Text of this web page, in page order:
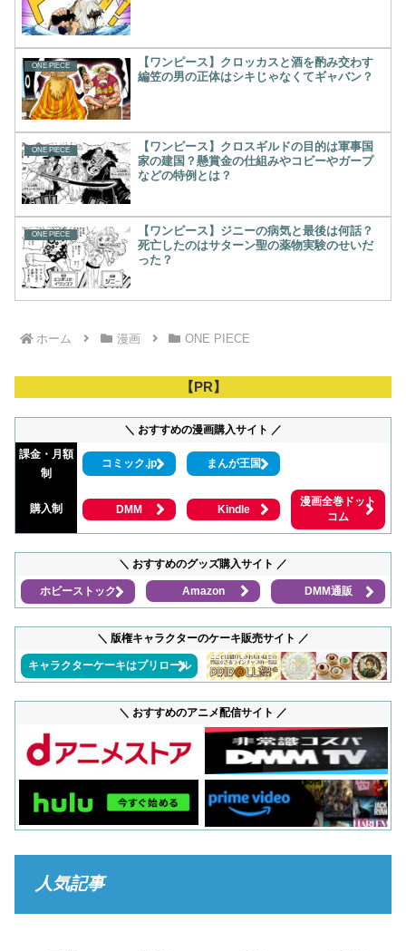
ONE PIECE
【ワンピース】クロッカスと酒を酌み交わす
編笠の男の正体はシキじゃなくてギャバン？
ONE PIECE
【ワンピース】クロスギルドの目的は軍事国
家の建国？懸賞金の仕組みやコビーやガープ
などの特例とは？
ONE PIECE
【ワンピース】ジニーの病気と最後は何話？
死亡したのはサターン聖の薬物実験のせいだ
った？
ホーム 漫画 ONE PIECE
【PR】
＼ おすすめの漫画購入サイト ／
課金・月額
制
コミック.jp まんが王国
購入制 DMM Kindle
漫画全巻ドット
コム
＼ おすすめのグッズ購入サイト ／
ホビーストック Amazon DMM通販
＼ 版権キャラクターのケーキ販売サイト ／
キャラクターケーキはプリロール
＼ おすすめのアニメ配信サイト ／
人気記事